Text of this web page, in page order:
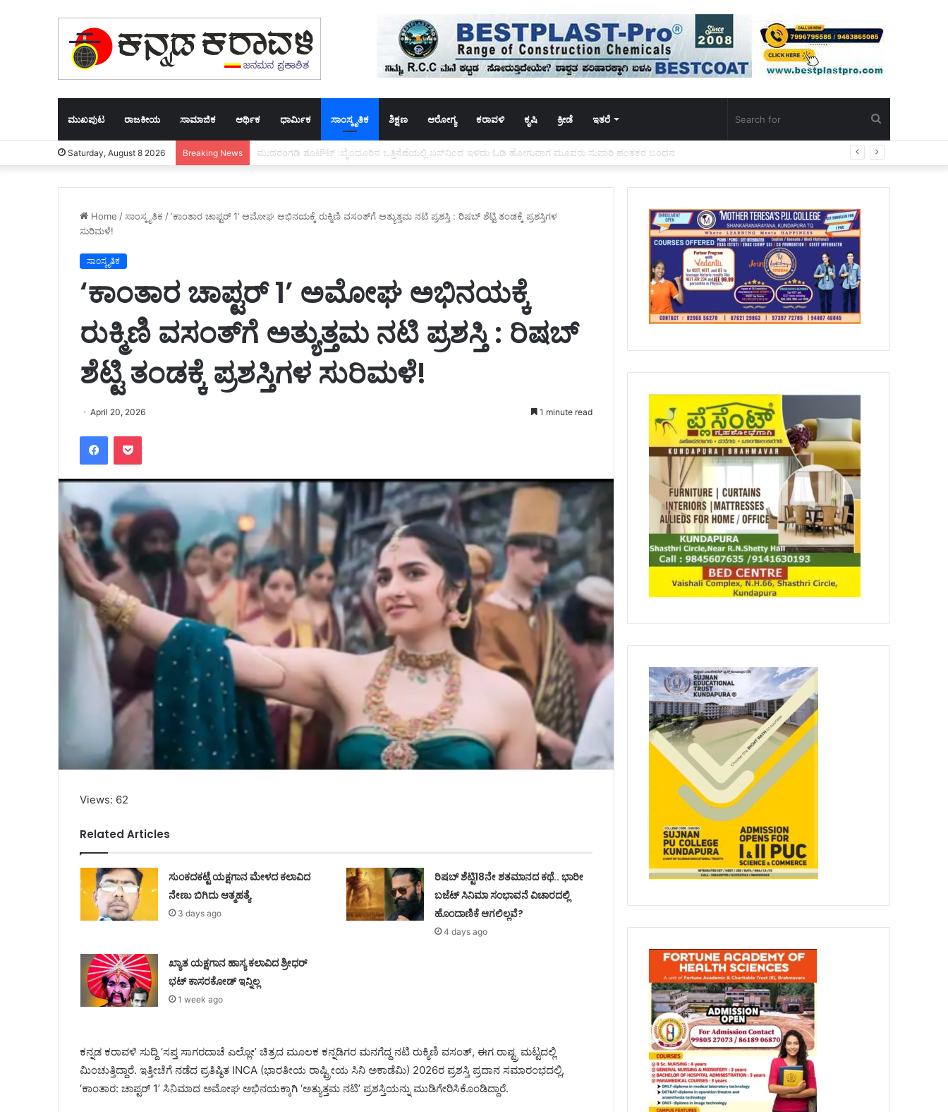
ಮುಖಪುಟ ರಾಜಕೀಯ ಸಾಮಾಜಿಕ ಆರ್ಥಿಕ ಧಾರ್ಮಿಕ ಸಾಂಸ್ಕೃತಿಕ ಶಿಕ್ಷಣ ಆರೋಗ್ಯ ಕರಾವಳಿ ಕೃಷಿ ಕ್ರೀಡೆ ಇತರೆ
for
Saturday, August 8 2026 Breaking News ಧರ್ಮಸ್ಥಳಕ್ಕೆ ತೆರಳುತ್ತಿದ್ದಾಗ ಭೀಕರ ಅಪಘಾತ: ಮೂವರು ಸ್ಥಳದಲ್ಲೇ ಸಾವು
Home / ಸಾಂಸ್ಕೃತಿಕ / ‘ಕಾಂತಾರ ಚಾಪ್ಟರ್ 1’ ಅಮೋಘ ಅಭಿನಯಕ್ಕೆ ರುಕ್ಮಿಣಿ ವಸಂತ್‌ಗೆ ಅತ್ಯುತ್ತಮ ನಟಿ ಪ್ರಶಸ್ತಿ : ರಿಷಬ್ ಶೆಟ್ಟಿ ತಂಡಕ್ಕೆ ಪ್ರಶಸ್ತಿಗಳ
ಸುರಿಮಳೆ!
ಸಾಂಸ್ಕೃತಿಕ
‘ಕಾಂತಾರ ಚಾಪ್ಟರ್ 1’ ಅಮೋಘ ಅಭಿನಯಕ್ಕೆ
ರುಕ್ಮಿಣಿ ವಸಂತ್‌ಗೆ ಅತ್ಯುತ್ತಮ ನಟಿ ಪ್ರಶಸ್ತಿ : ರಿಷಬ್
ಶೆಟ್ಟಿ ತಂಡಕ್ಕೆ ಪ್ರಶಸ್ತಿಗಳ ಸುರಿಮಳೆ!
April 20, 2026 1 minute read
FacebookPocket
Views: 62
Related Articles
ಸುಂಕದಕಟ್ಟೆ ಯಕ್ಷಗಾನ ಮೇಳದ ಕಲಾವಿದ
ನೇಣು ಬಿಗಿದು ಆತ್ಮಹತ್ಯೆ
3 days ago
ರಿಷಬ್ ಶೆಟ್ಟಿ18ನೇ ಶತಮಾನದ ಕಥೆ.. ಭಾರೀ
ಬಜೆಟ್ ಸಿನಿಮಾ ಸಂಭಾವನೆ ವಿಚಾರದಲ್ಲಿ
ಹೊಂದಾಣಿಕೆ ಆಗಲಿಲ್ಲವೆ?
4 days ago
ಖ್ಯಾತ ಯಕ್ಷಗಾನ ಹಾಸ್ಯ ಕಲಾವಿದ ಶ್ರೀಧರ್
ಭಟ್ ಕಾಸರಕೋಡ್ ಇನ್ನಿಲ್ಲ
1 week ago
ಕನ್ನಡ ಕರಾವಳಿ ಸುದ್ದಿ ‘ಸಪ್ತ ಸಾಗರದಾಚೆ ಎಲ್ಲೋ’ ಚಿತ್ರದ ಮೂಲಕ ಕನ್ನಡಿಗರ ಮನಗೆದ್ದ ನಟಿ ರುಕ್ಮಿಣಿ ವಸಂತ್, ಈಗ ರಾಷ್ಟ್ರ ಮಟ್ಟದಲ್ಲಿ
ಮಿಂಚುತ್ತಿದ್ದಾರೆ. ಇತ್ತೀಚೆಗೆ ನಡೆದ ಪ್ರತಿಷ್ಠಿತ INCA (ಭಾರತೀಯ ರಾಷ್ಟ್ರೀಯ ಸಿನಿ ಅಕಾಡೆಮಿ) 2026ರ ಪ್ರಶಸ್ತಿ ಪ್ರದಾನ ಸಮಾರಂಭದಲ್ಲಿ,
‘ಕಾಂತಾರ: ಚಾಪ್ಟರ್ 1’ ಸಿನಿಮಾದ ಅಮೋಘ ಅಭಿನಯಕ್ಕಾಗಿ ‘ಅತ್ಯುತ್ತಮ ನಟಿ’ ಪ್ರಶಸ್ತಿಯನ್ನು ಮುಡಿಗೇರಿಸಿಕೊಂಡಿದ್ದಾರೆ.